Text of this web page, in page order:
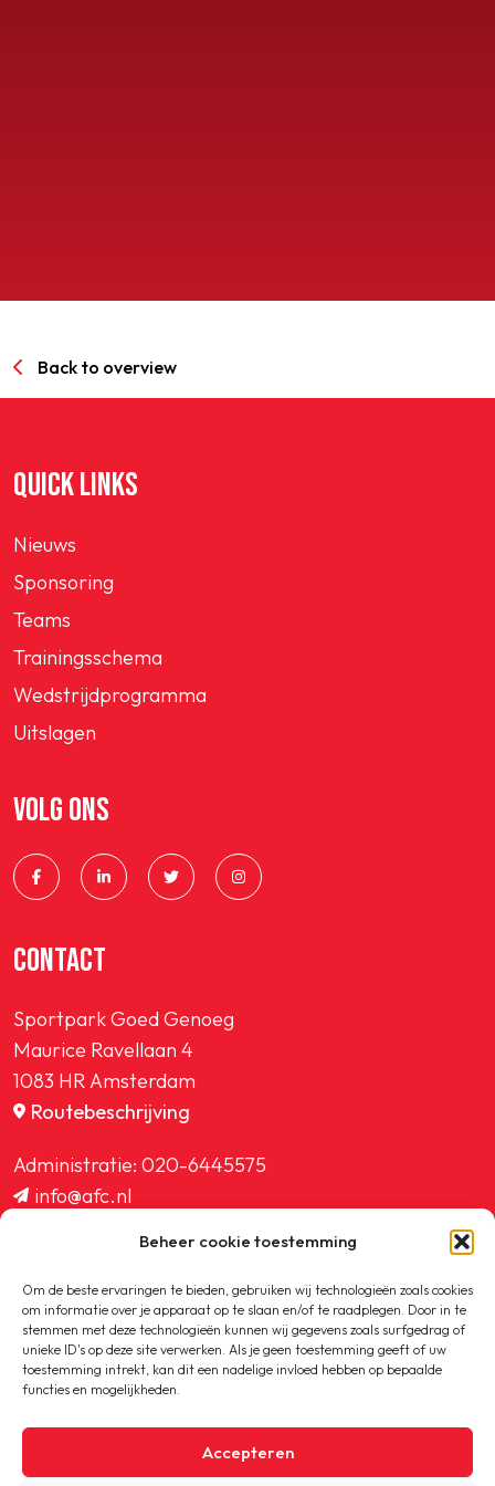
Beheer cookie toestemming
Om de beste ervaringen te bieden, gebruiken wij technologieën zoals cookies
om informatie over je apparaat op te slaan en/of te raadplegen. Door in te
stemmen met deze technologieën kunnen wij gegevens zoals surfgedrag of
unieke ID's op deze site verwerken. Als je geen toestemming geeft of uw
toestemming intrekt, kan dit een nadelige invloed hebben op bepaalde
functies en mogelijkheden.
Accepteren
Back to overview
QUICK LINKS
Nieuws
Sponsoring
Teams
Trainingsschema
Wedstrijdprogramma
Uitslagen
VOLG ONS
CONTACT
Sportpark Goed Genoeg
Maurice Ravellaan 4
1083 HR Amsterdam
Routebeschrijving
Administratie: 020-6445575
info@afc.nl
ledenadministratie@afc.nl
Copyright © 2020-2026 AFC